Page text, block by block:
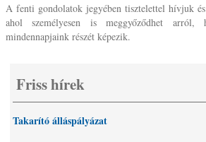
A fenti gondolatok jegyében tisztelettel hívjuk
ahol személyesen is meggyőződhet
mindennapjaink részét képezik.
Friss hírek
Takarító álláspályázat